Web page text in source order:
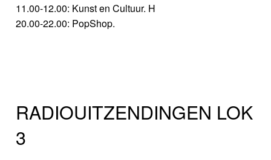
11.00-12.00: Kunst en Cultuur. H
20.00-22.00: PopShop.
RADIOUITZENDINGEN LOK
3